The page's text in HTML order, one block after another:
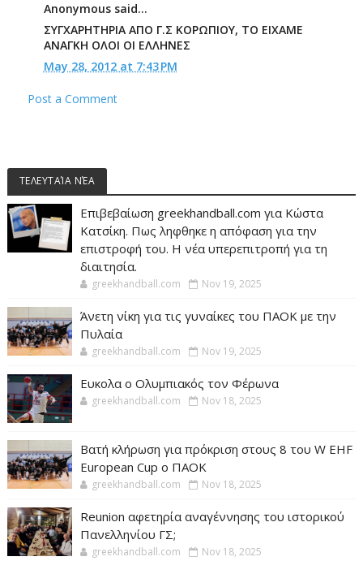
Anonymous said...
ΣΥΓΧΑΡΗΤΗΡΙΑ ΑΠΟ Γ.Σ ΚΟΡΩΠΙΟΥ, ΤΟ ΕΙΧΑΜΕ
ΑΝΑΓΚΗ ΟΛΟΙ ΟΙ ΕΛΛΗΝΕΣ
May 28, 2012 at 7:43 PM
Post a Comment
ΤΕΛΕΥΤΑΊΑ ΝΈΑ
Επιβεβαίωση greekhandball.com για Κώστα
Κατσίκη. Πως ληφθηκε η απόφαση για την
επιστροφή του. Η νέα υπερεπιτροπή για τη
διαιτησία.
greekhandball.com Nov 19, 2025
Άνετη νίκη για τις γυναίκες του ΠΑΟΚ με την
Πυλαία
greekhandball.com Nov 19, 2025
Ευκολα ο Ολυμπιακός τον Φέρωνα
greekhandball.com Nov 18, 2025
Βατή κλήρωση για πρόκριση στους 8 του W EHF
European Cup ο ΠΑΟΚ
greekhandball.com Nov 18, 2025
Reunion αφετηρία αναγέννησης του ιστορικού
Πανελληνίου ΓΣ;
greekhandball.com Nov 18, 2025